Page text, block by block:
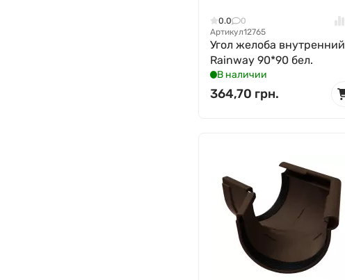
0.0
0
Артикул12765
Угол желоба внутренний
Rainway 90*90 бел.
В наличии
364,70 грн.